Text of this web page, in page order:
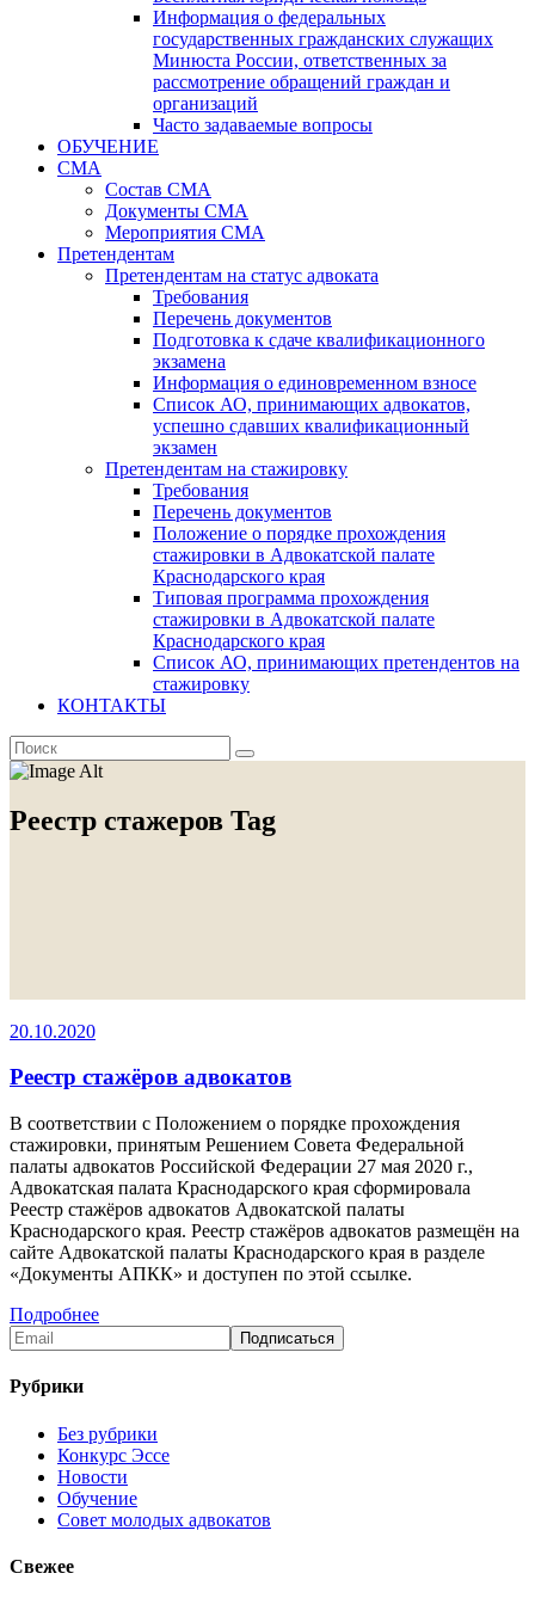
Информация о федеральных
государственных гражданских служащих
Минюста России, ответственных за
рассмотрение обращений граждан и
организаций
Часто задаваемые вопросы
ОБУЧЕНИЕ
СМА
Состав СМА
Документы СМА
Мероприятия СМА
Претендентам
Претендентам на статус адвоката
Требования
Перечень документов
Подготовка к сдаче квалификационного
экзамена
Информация о единовременном взносе
Список АО, принимающих адвокатов,
успешно сдавших квалификационный
экзамен
Претендентам на стажировку
Требования
Перечень документов
Положение о порядке прохождения
стажировки в Адвокатской палате
Краснодарского края
Типовая программа прохождения
стажировки в Адвокатской палате
Краснодарского края
Список АО, принимающих претендентов на
стажировку
КОНТАКТЫ
Реестр стажеров Tag
20.10.2020
Реестр стажёров адвокатов
В соответствии с Положением о порядке прохождения
стажировки, принятым Решением Совета Федеральной
палаты адвокатов Российской Федерации 27 мая 2020 г.,
Адвокатская палата Краснодарского края сформировала
Реестр стажёров адвокатов Адвокатской палаты
Краснодарского края. Реестр стажёров адвокатов размещён на
сайте Адвокатской палаты Краснодарского края в разделе
«Документы АПКК» и доступен по этой ссылке.
Подробнее
Рубрики
Без рубрики
Конкурс Эссе
Новости
Обучение
Совет молодых адвокатов
Свежее